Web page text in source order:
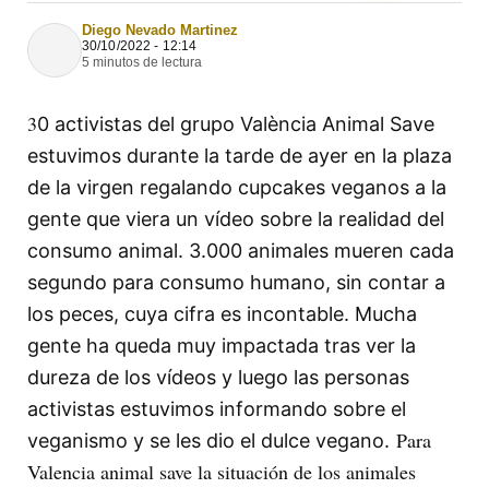
Diego Nevado Martinez
30/10/2022 - 12:14
5 minutos de lectura
30 activistas del grupo València Animal Save
estuvimos durante la tarde de ayer en la plaza
de la virgen regalando cupcakes veganos a la
gente que viera un vídeo sobre la realidad del
consumo animal. 3.000 animales mueren cada
segundo para consumo humano, sin contar a
los peces, cuya cifra es incontable. Mucha
gente ha queda muy impactada tras ver la
dureza de los vídeos y luego las personas
activistas estuvimos informando sobre el
veganismo y se les dio el dulce vegano. Para
Valencia animal save la situación de los animales